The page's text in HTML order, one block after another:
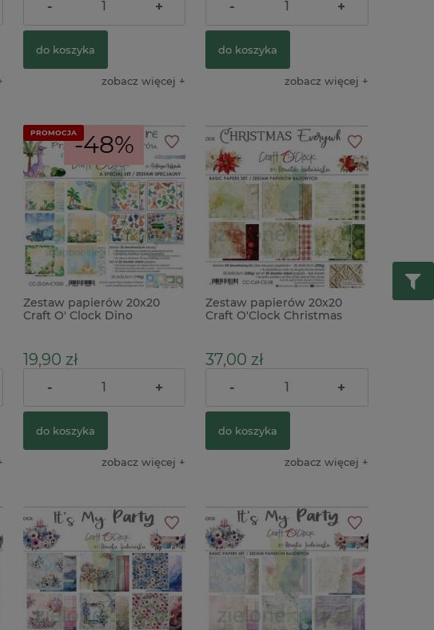
23,00 zł
- +
do koszyka
zobacz więcej
20,00 zł
- +
do koszyka
zobacz więcej
-48%
Zestaw papierów 20x20
Craft O' Clock Dino
19,90 zł
38,00 zł
- +
do koszyka
zobacz więcej
PROMOCJA
Zestaw papierów 20x20
Craft O'Clock Christmas
37,00 zł
- +
do koszyka
zobacz więcej